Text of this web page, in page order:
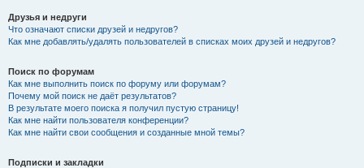
Друзья и недруги
Что означают списки друзей и недругов?
Как мне добавлять/удалять пользователей в списках моих друзей и недругов?
Поиск по форумам
Как мне выполнить поиск по форуму или форумам?
Почему мой поиск не даёт результатов?
В результате моего поиска я получил пустую страницу!
Как мне найти пользователя конференции?
Как мне найти свои сообщения и созданные мной темы?
Подписки и закладки